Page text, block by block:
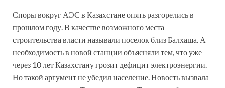
Споры вокруг АЭС в Казахстане опять разгорелись в
прошлом году. В качестве возможного места
строительства власти называли поселок близ Балхаша. А
необходимость в новой станции объясняли тем, что уже
через 10 лет Казахстану грозит дефицит электроэнергии.
Но такой аргумент не убедил население. Новость вызвала